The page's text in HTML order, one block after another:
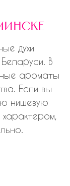
духи
В
ароматы
Если вы
нишевую